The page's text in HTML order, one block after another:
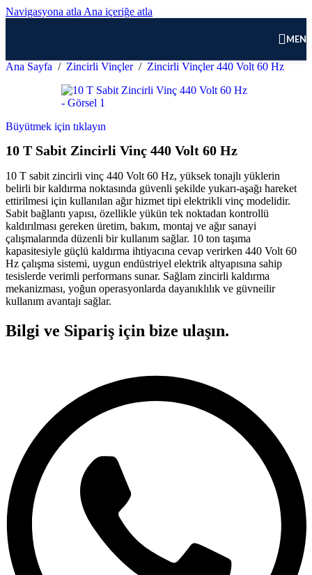
Navigasyona atla Ana içeriğe atla
Ana Sayfa / Zincirli Vinçler / Zincirli Vinçler 440 Volt 60 Hz
Büyütmek için tıklayın
10 T Sabit Zincirli Vinç 440 Volt 60 Hz
10 T sabit zincirli vinç 440 Volt 60 Hz, yüksek tonajlı yüklerin
belirli bir kaldırma noktasında güvenli şekilde yukarı-aşağı hareket
ettirilmesi için kullanılan ağır hizmet tipi elektrikli vinç modelidir.
Sabit bağlantı yapısı, özellikle yükün tek noktadan kontrollü
kaldırılması gereken üretim, bakım, montaj ve ağır sanayi
çalışmalarında düzenli bir kullanım sağlar. 10 ton taşıma
kapasitesiyle güçlü kaldırma ihtiyacına cevap verirken 440 Volt 60
Hz çalışma sistemi, uygun endüstriyel elektrik altyapısına sahip
tesislerde verimli performans sunar. Sağlam zincirli kaldırma
mekanizması, yoğun operasyonlarda dayanıklılık ve güvneilir
kullanım avantajı sağlar.
Bilgi ve Sipariş için bize ulaşın.